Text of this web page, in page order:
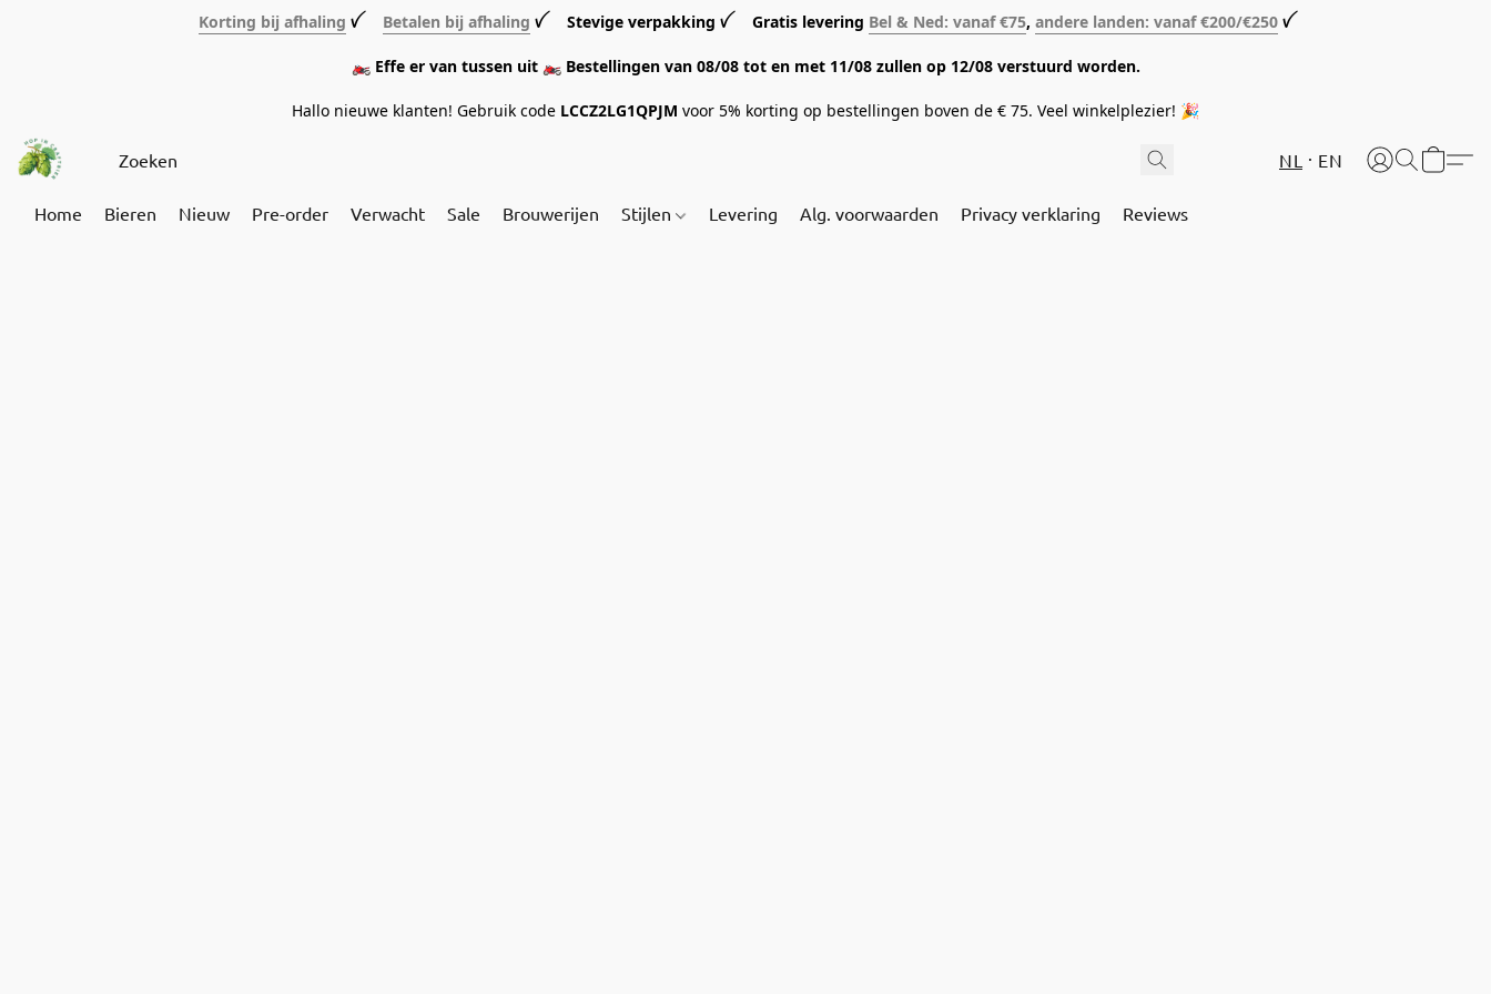
Korting bij afhaling ꪜ Betalen bij afhaling ꪜ Stevige verpakking ꪜ Gratis levering Bel & Ned: vanaf €75, andere landen: vanaf €200/€250 ꪜ
🏍️ Effe er van tussen uit 🏍️ Bestellingen van 08/08 tot en met 11/08 zullen op 12/08 verstuurd worden.
Hallo nieuwe klanten! Gebruik code LCCZ2LG1QPJM voor 5% korting op bestellingen boven de € 75. Veel winkelplezier! 🎉
NL EN
Home Bieren Nieuw Pre-order Verwacht Sale Brouwerijen Stijlen Levering Alg. voorwaarden Privacy verklaring Reviews